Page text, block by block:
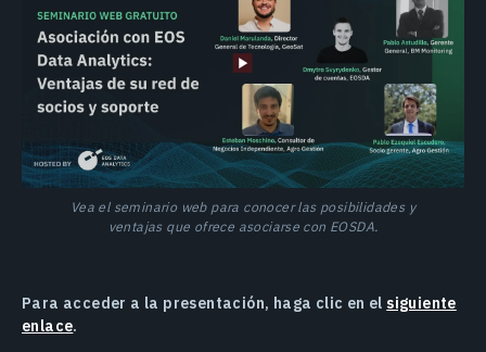
Vea el seminario web para conocer las posibilidades y
ventajas que ofrece asociarse con EOSDA.
Para acceder a la presentación, haga clic en el siguiente
enlace.